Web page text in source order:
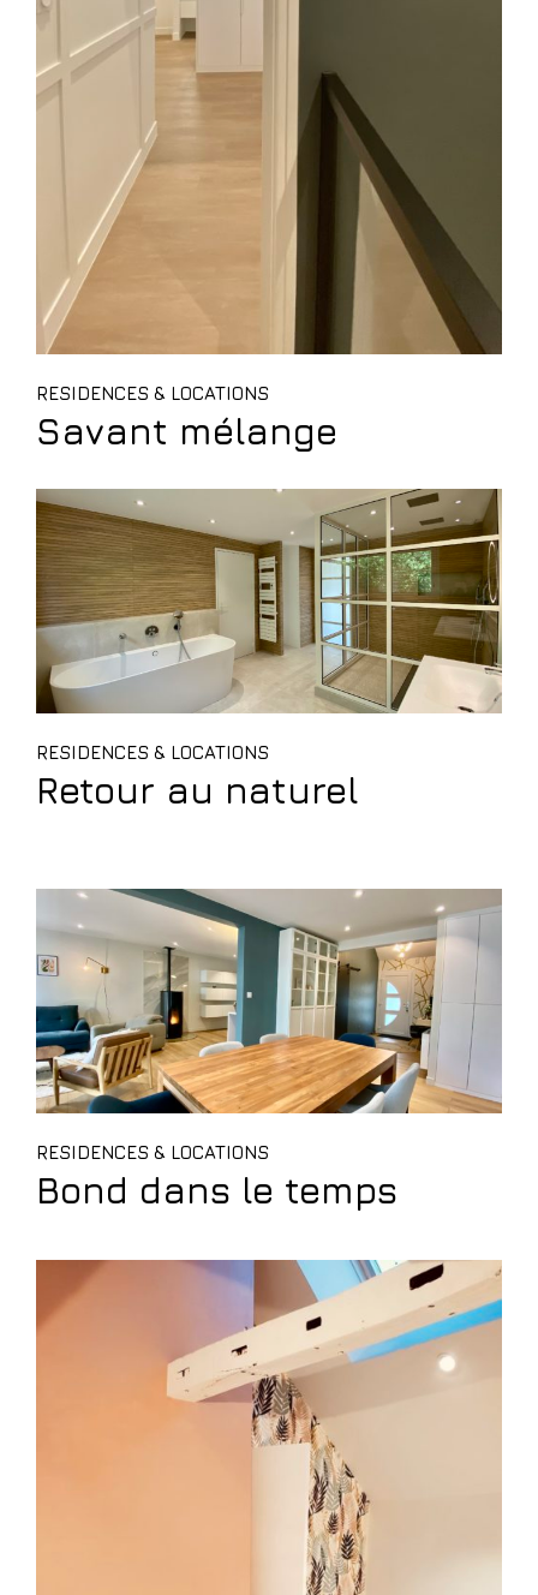
RESIDENCES & LOCATIONS
Savant mélange
RESIDENCES & LOCATIONS
Retour au naturel
RESIDENCES & LOCATIONS
Bond dans le temps